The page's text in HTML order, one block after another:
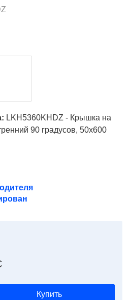
LKH5360KHDZ - Крышка на
90 градусов, 50х600
Купить